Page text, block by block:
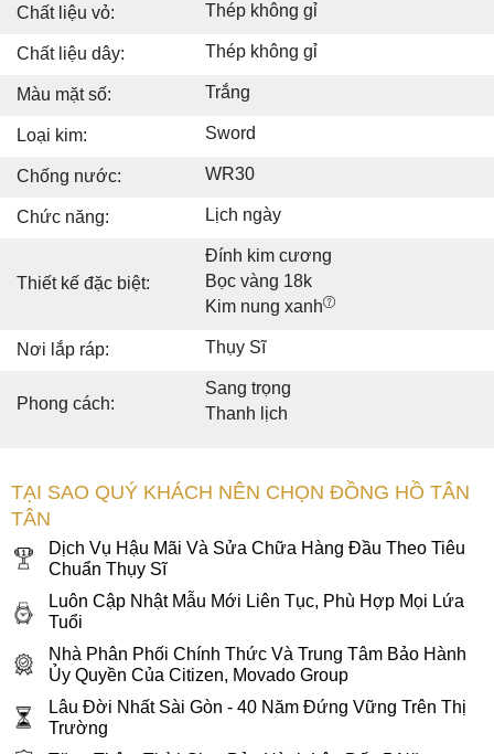
Chất liệu vỏ:
Thép không gỉ
Chất liệu dây: Thép không gỉ
Màu mặt số: Trắng
Loại kim: Sword
Chống nước: WR30
Chức năng: Lịch ngày
Thiết kế đặc biệt:
Đính kim cương
Bọc vàng 18k
Kim nung xanh
Nơi lắp ráp: Thụy Sĩ
Phong cách:
Sang trọng
Thanh lịch
TẠI SAO QUÝ KHÁCH NÊN CHỌN ĐỒNG HỒ TÂN
TÂN
Dịch Vụ Hậu Mãi Và Sửa Chữa Hàng Đầu Theo Tiêu
Chuẩn Thụy Sĩ
Luôn Cập Nhật Mẫu Mới Liên Tục, Phù Hợp Mọi Lứa
Tuổi
Nhà Phân Phối Chính Thức Và Trung Tâm Bảo Hành
Ủy Quyền Của Citizen, Movado Group
Lâu Đời Nhất Sài Gòn - 40 Năm Đứng Vững Trên Thị
Trường